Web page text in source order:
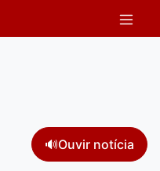
🔊Ouvir notícia